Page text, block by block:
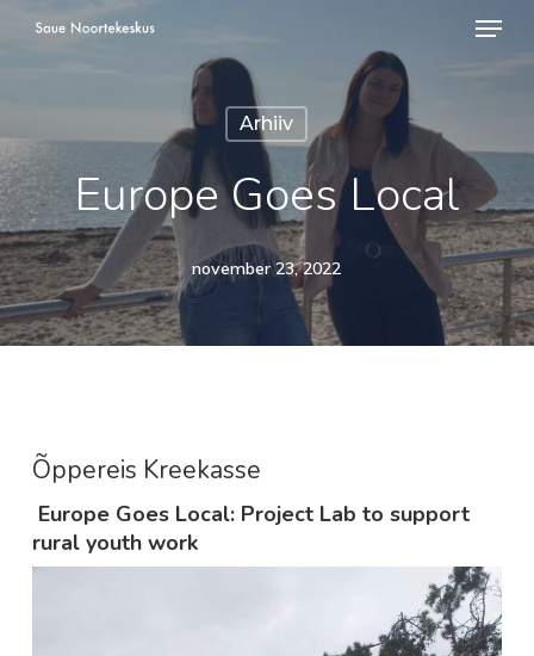
Skip
content
Arhiiv
Europe Goes Local
november 23, 2022
Õppereis Kreekasse
Europe Goes Local: Project Lab to support
rural youth work